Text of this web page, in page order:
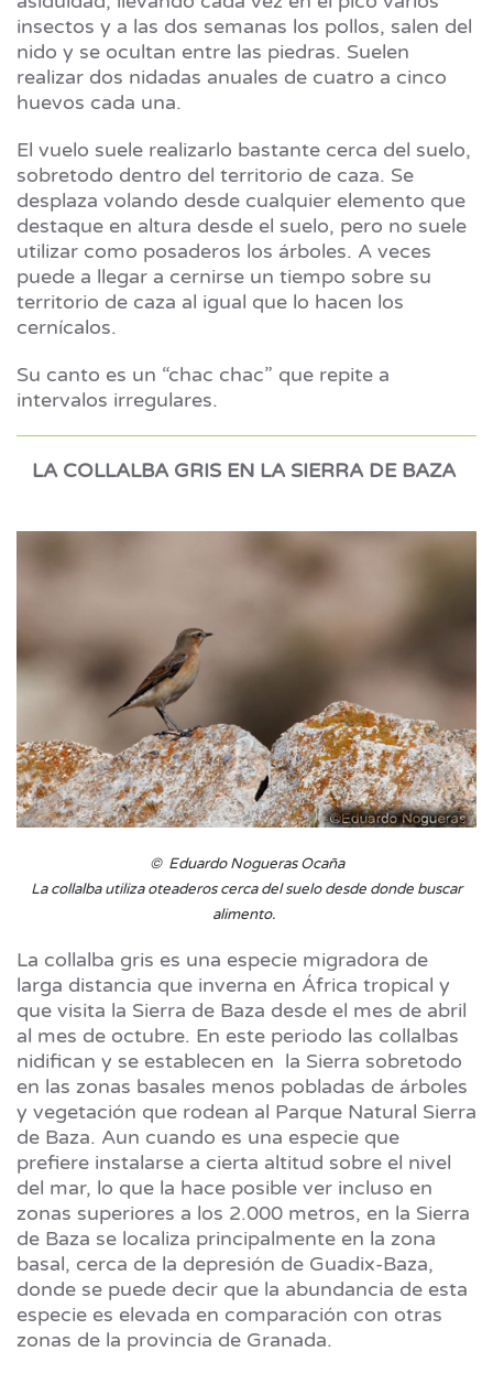
insectos y a las dos semanas los pollos, salen del
nido y se ocultan entre las piedras. Suelen
realizar dos nidadas anuales de cuatro a cinco
huevos cada una.
El vuelo suele realizarlo bastante cerca del suelo,
sobretodo dentro del territorio de caza. Se
desplaza volando desde cualquier elemento que
destaque en altura desde el suelo, pero no suele
utilizar como posaderos los árboles. A veces
puede a llegar a cernirse un tiempo sobre su
territorio de caza al igual que lo hacen los
cernícalos.
Su canto es un “chac chac” que repite a
intervalos irregulares.
LA COLLALBA GRIS EN LA SIERRA DE BAZA
© Eduardo Nogueras Ocaña
La collalba utiliza oteaderos cerca del suelo desde donde buscar
alimento.
La collalba gris es una especie migradora de
larga distancia que inverna en África tropical y
que visita la Sierra de Baza desde el mes de abril
al mes de octubre. En este periodo las collalbas
nidifican y se establecen en la Sierra sobretodo
en las zonas basales menos pobladas de árboles
y vegetación que rodean al Parque Natural Sierra
de Baza. Aun cuando es una especie que
prefiere instalarse a cierta altitud sobre el nivel
del mar, lo que la hace posible ver incluso en
zonas superiores a los 2.000 metros, en la Sierra
de Baza se localiza principalmente en la zona
basal, cerca de la depresión de Guadix-Baza,
donde se puede decir que la abundancia de esta
especie es elevada en comparación con otras
zonas de la provincia de Granada.